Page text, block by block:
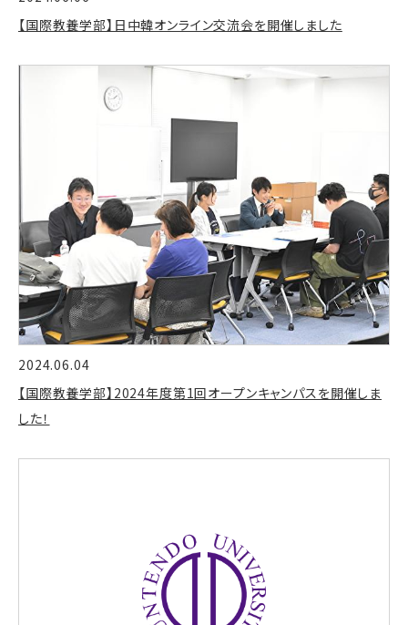
【国際教養学部】日中韓オンライン交流会を開催しました
2024.06.04
【国際教養学部】2024年度第1回オープンキャンパスを開催しま
した！